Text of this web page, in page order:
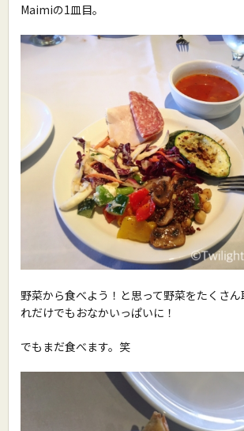
Maimiの1皿目。
野菜から食べよう！と思って野菜をたくさ
れだけでもおなかいっぱいに！
でもまだ食べます。笑